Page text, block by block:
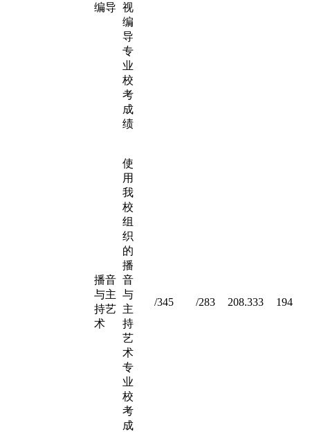
编导 视
编
导
专
业
校
考
成
绩
播音
与主
持艺
术
使
用
我
校
组
织
的
播
音
与
主
持
艺
术
专
业
校
考
成
/345 /283 208.333 194